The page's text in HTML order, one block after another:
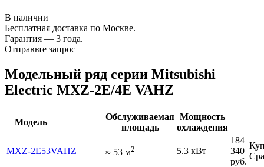
В наличии
Бесплатная доставка по Москве.
Гарантия — 3 года.
Отправьте запрос
Модельный ряд серии Mitsubishi
Electric MXZ-2E/4E VAHZ
Модель
Обслуживаемая
площадь
Мощность
охлаждения
MXZ-2E53VAHZ ≈ 53 м2 5.3 кВт
184
340
руб.